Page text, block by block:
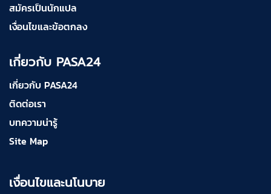
สมัครเป็นนักแปล
เงื่อนไขและข้อตกลง
เกี่ยวกับ PASA24
เกี่ยวกับ PASA24
ติดต่อเรา
บทความน่ารู้
Site Map
เงื่อนไขและนโนบาย